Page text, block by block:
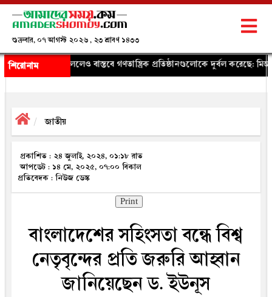
শুক্রবার, ০৭ আগস্ট ২০২৬ , ২৩ শ্রাবণ ১৪৩৩
শিরোনাম
বাস্তবে গণতান্ত্রিক প্রতিষ্ঠানগুলোকে দুর্বল করেছে: মির্জা ফখরুল◈ দুই
জাতীয়
প্রকাশিত : ২৪ জুলাই, ২০২৪, ০১:১৮ রাত
আপডেট : ১৪ মে, ২০২৫, ০৭:০০ বিকাল
প্রতিবেদক : নিউজ ডেস্ক
Print
বাংলাদেশের সহিংসতা বন্ধে বিশ্ব
নেতৃবৃন্দের প্রতি জরুরি আহ্বান
জানিয়েছেন ড. ইউনূস